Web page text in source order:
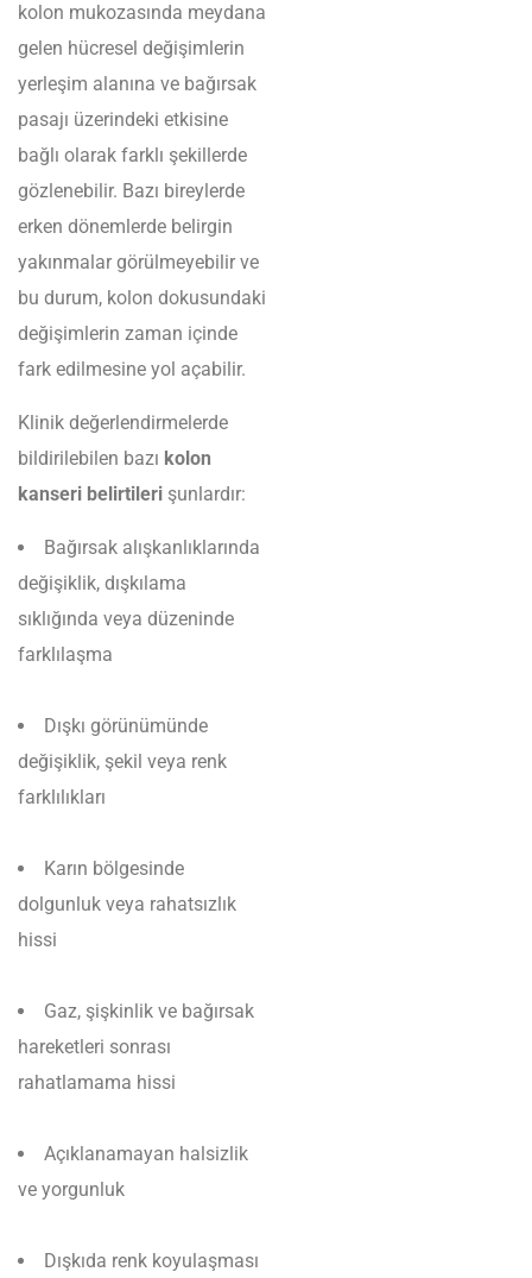
kolon mukozasında meydana
gelen hücresel değişimlerin
yerleşim alanına ve bağırsak
pasajı üzerindeki etkisine
bağlı olarak farklı şekillerde
gözlenebilir. Bazı bireylerde
erken dönemlerde belirgin
yakınmalar görülmeyebilir ve
bu durum, kolon dokusundaki
değişimlerin zaman içinde
fark edilmesine yol açabilir.
Klinik değerlendirmelerde
bildirilebilen bazı kolon
kanseri belirtileri şunlardır:
Bağırsak alışkanlıklarında
değişiklik, dışkılama
sıklığında veya düzeninde
farklılaşma
Dışkı görünümünde
değişiklik, şekil veya renk
farklılıkları
Karın bölgesinde
dolgunluk veya rahatsızlık
hissi
Gaz, şişkinlik ve bağırsak
hareketleri sonrası
rahatlamama hissi
Açıklanamayan halsizlik
ve yorgunluk
Dışkıda renk koyulaşması